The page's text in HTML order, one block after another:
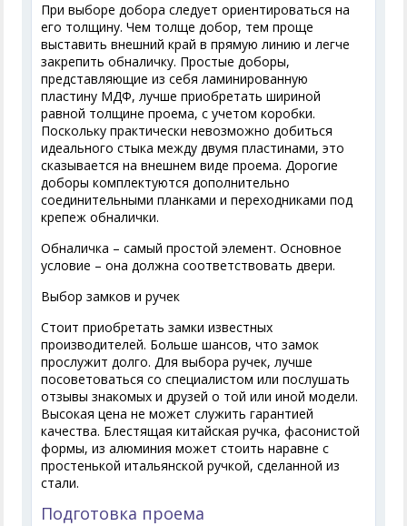
При выборе добора следует ориентироваться на
его толщину. Чем толще добор, тем проще
выставить внешний край в прямую линию и легче
закрепить обналичку. Простые доборы,
представляющие из себя ламинированную
пластину МДФ, лучше приобретать шириной
равной толщине проема, с учетом коробки.
Поскольку практически невозможно добиться
идеального стыка между двумя пластинами, это
сказывается на внешнем виде проема. Дорогие
доборы комплектуются дополнительно
соединительными планками и переходниками под
крепеж обналички.
Обналичка – самый простой элемент. Основное
условие – она должна соответствовать двери.
Выбор замков и ручек
Стоит приобретать замки известных
производителей. Больше шансов, что замок
прослужит долго. Для выбора ручек, лучше
посоветоваться со специалистом или послушать
отзывы знакомых и друзей о той или иной модели.
Высокая цена не может служить гарантией
качества. Блестящая китайская ручка, фасонистой
формы, из алюминия может стоить наравне с
простенькой итальянской ручкой, сделанной из
стали.
Подготовка проема